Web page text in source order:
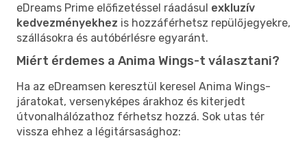
eDreams Prime előfizetéssel ráadásul exkluzív
kedvezményekhez is hozzáférhetsz repülőjegyekre,
szállásokra és autóbérlésre egyaránt.
Miért érdemes a Anima Wings-t választani?
Ha az eDreamsen keresztül keresel Anima Wings-
járatokat, versenyképes árakhoz és kiterjedt
útvonalhálózathoz férhetsz hozzá. Sok utas tér
vissza ehhez a légitársasághoz: